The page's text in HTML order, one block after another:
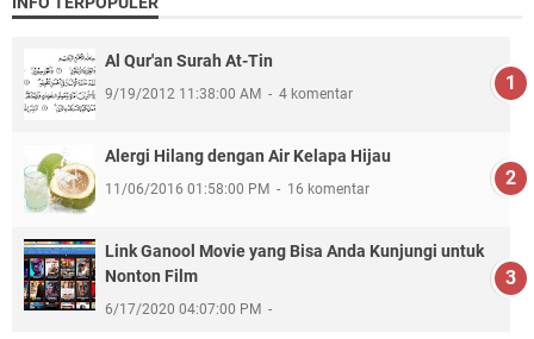
Al Qur'an Surah At-Tin
9/19/2012 11:38:00 AM 4 komentar
Alergi Hilang dengan Air Kelapa Hijau
11/06/2016 01:58:00 PM 16 komentar
Link Ganool Movie yang Bisa Anda Kunjungi untuk
Nonton Film
6/17/2020 04:07:00 PM